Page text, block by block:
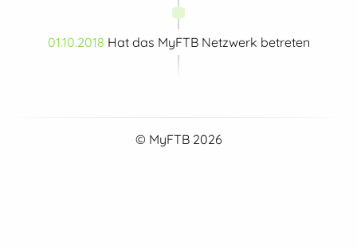
01.10.2018 Hat das MyFTB Netzwerk betreten
© MyFTB 2026